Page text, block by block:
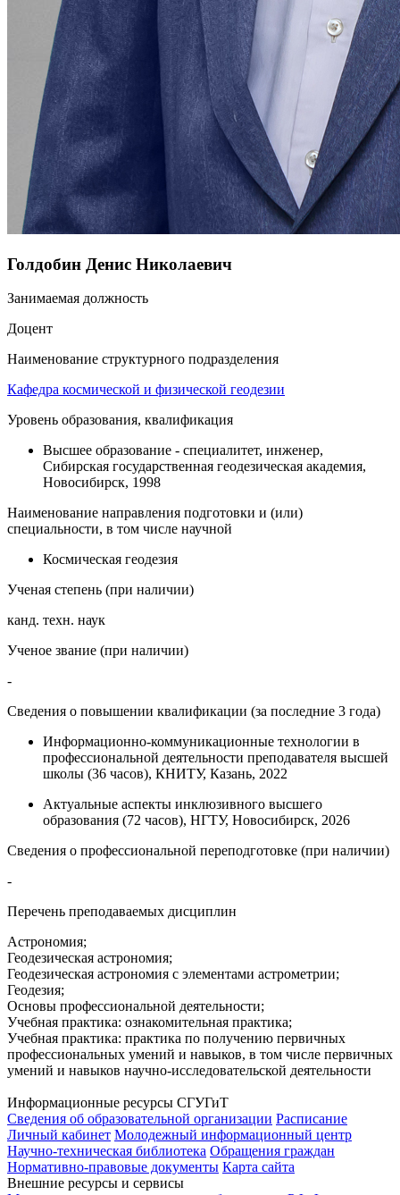
Голдобин Денис Николаевич
Занимаемая должность
Доцент
Наименование структурного подразделения
Кафедра космической и физической геодезии
Уровень образования, квалификация
Высшее образование - специалитет, инженер,
Сибирская государственная геодезическая академия,
Новосибирск, 1998
Наименование направления подготовки и (или)
специальности, в том числе научной
Космическая геодезия
Ученая степень (при наличии)
канд. техн. наук
Ученое звание (при наличии)
-
Сведения о повышении квалификации (за последние 3 года)
Информационно-коммуникационные технологии в
профессиональной деятельности преподавателя высшей
школы (36 часов), КНИТУ, Казань, 2022
Актуальные аспекты инклюзивного высшего
образования (72 часов), НГТУ, Новосибирск, 2026
Сведения о профессиональной переподготовке (при наличии)
-
Перечень преподаваемых дисциплин
Астрономия;
Геодезическая астрономия;
Геодезическая астрономия с элементами астрометрии;
Геодезия;
Основы профессиональной деятельности;
Учебная практика: ознакомительная практика;
Учебная практика: практика по получению первичных
профессиональных умений и навыков, в том числе первичных
умений и навыков научно-исследовательской деятельности
Информационные ресурсы СГУГиТ
Сведения об образовательной организации Расписание
Личный кабинет Молодежный информационный центр
Научно-техническая библиотека Обращения граждан
Нормативно-правовые документы Карта сайта
Внешние ресурсы и сервисы